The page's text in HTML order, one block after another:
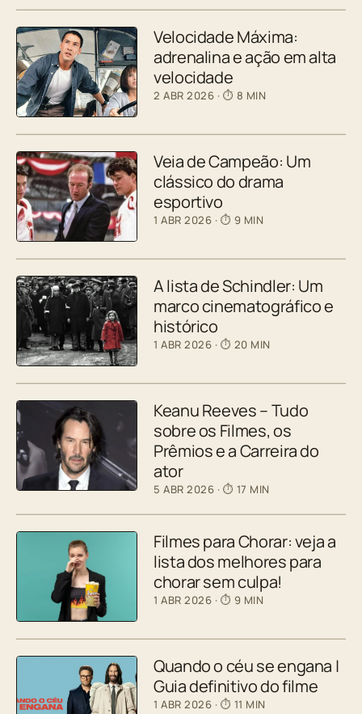
Velocidade Máxima:
adrenalina e ação em alta
velocidade
2 ABR 2026 · ⏱ 8 MIN
Veia de Campeão: Um
clássico do drama
esportivo
1 ABR 2026 · ⏱ 9 MIN
A lista de Schindler: Um
marco cinematográfico e
histórico
1 ABR 2026 · ⏱ 20 MIN
Keanu Reeves – Tudo
sobre os Filmes, os
Prêmios e a Carreira do
ator
5 ABR 2026 · ⏱ 17 MIN
Filmes para Chorar: veja a
lista dos melhores para
chorar sem culpa!
1 ABR 2026 · ⏱ 9 MIN
Quando o céu se engana |
Guia definitivo do filme
1 ABR 2026 · ⏱ 11 MIN